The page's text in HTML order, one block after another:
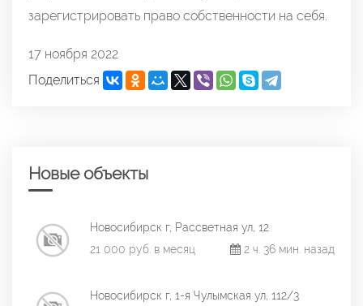
зарегистрировать право собственности на себя.
17 ноября 2022
Поделиться
Новые объекты
Новосибирск г, Рассветная ул, 12
21 000 руб. в месяц
2 ч. 36 мин. назад
Новосибирск г, 1-я Чулымская ул, 112/3